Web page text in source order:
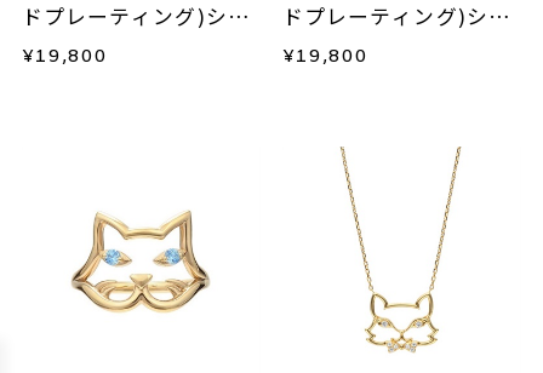
ドプレーティング)シン
セティックスピネルネ
¥19,800
ドプレーティング)シン
セティックスピネルリ
¥19,800